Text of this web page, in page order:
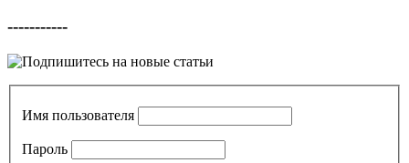
-----------
Имя пользователя
Пароль